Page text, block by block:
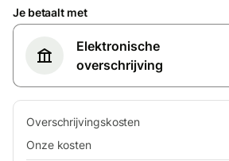
Je betaalt met
Elektronische
overschrijving
Overschrijvingskosten
Onze kosten